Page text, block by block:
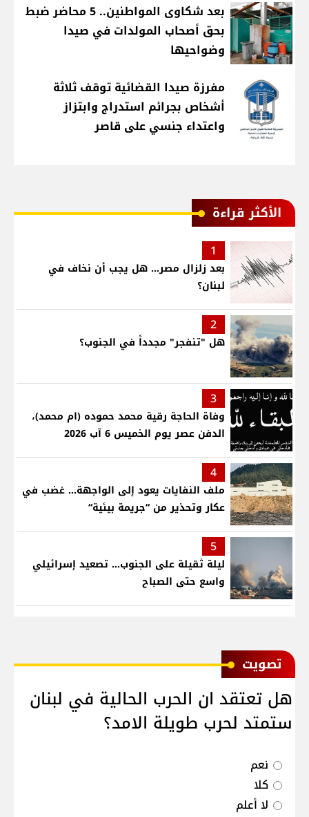
بعد شكاوى المواطنين.. 5 محاضر ضبط
بحق أصحاب المولدات في صيدا
وضواحيها
مفرزة صيدا القضائية توقف ثلاثة
أشخاص بجرائم استدراج وابتزاز
واعتداء جنسي على قاصر
الأكثر قراءة
1
بعد زلزال مصر... هل يجب أن نخاف في
لبنان؟
2
هل "تنفجر" مجدداً في الجنوب؟
3
وفاة الحاجة رقية محمد حموده (ام محمد)،
الدفن عصر يوم الخميس 6 آب 2026
4
ملف النفايات يعود إلى الواجهة… غضب في
عكار وتحذير من “جريمة بيئية“
5
ليلة ثقيلة على الجنوب... تصعيد إسرائيلي
واسع حتى الصباح
ﺗﺼﻮﻳﺖ
هل تعتقد ان الحرب الحالية في لبنان
ستمتد لحرب طويلة الامد؟
نعم
كلا
لا أعلم